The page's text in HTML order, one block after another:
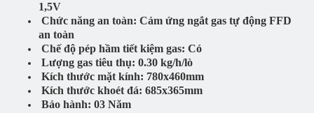
1,5V
Chức năng an toàn: Cảm ứng ngắt gas tự động FFD
an toàn
Chế độ pép hầm tiết kiệm gas: Có
Lượng gas tiêu thụ: 0.30 kg/h/lò
Kích thước mặt kính: 780x460mm
Kích thước khoét đá: 685x365mm
Bảo hành: 03 Năm